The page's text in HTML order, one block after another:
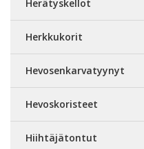
Herätyskellot
Herkkukorit
Hevosenkarvatyynyt
Hevoskoristeet
Hiihtäjätontut